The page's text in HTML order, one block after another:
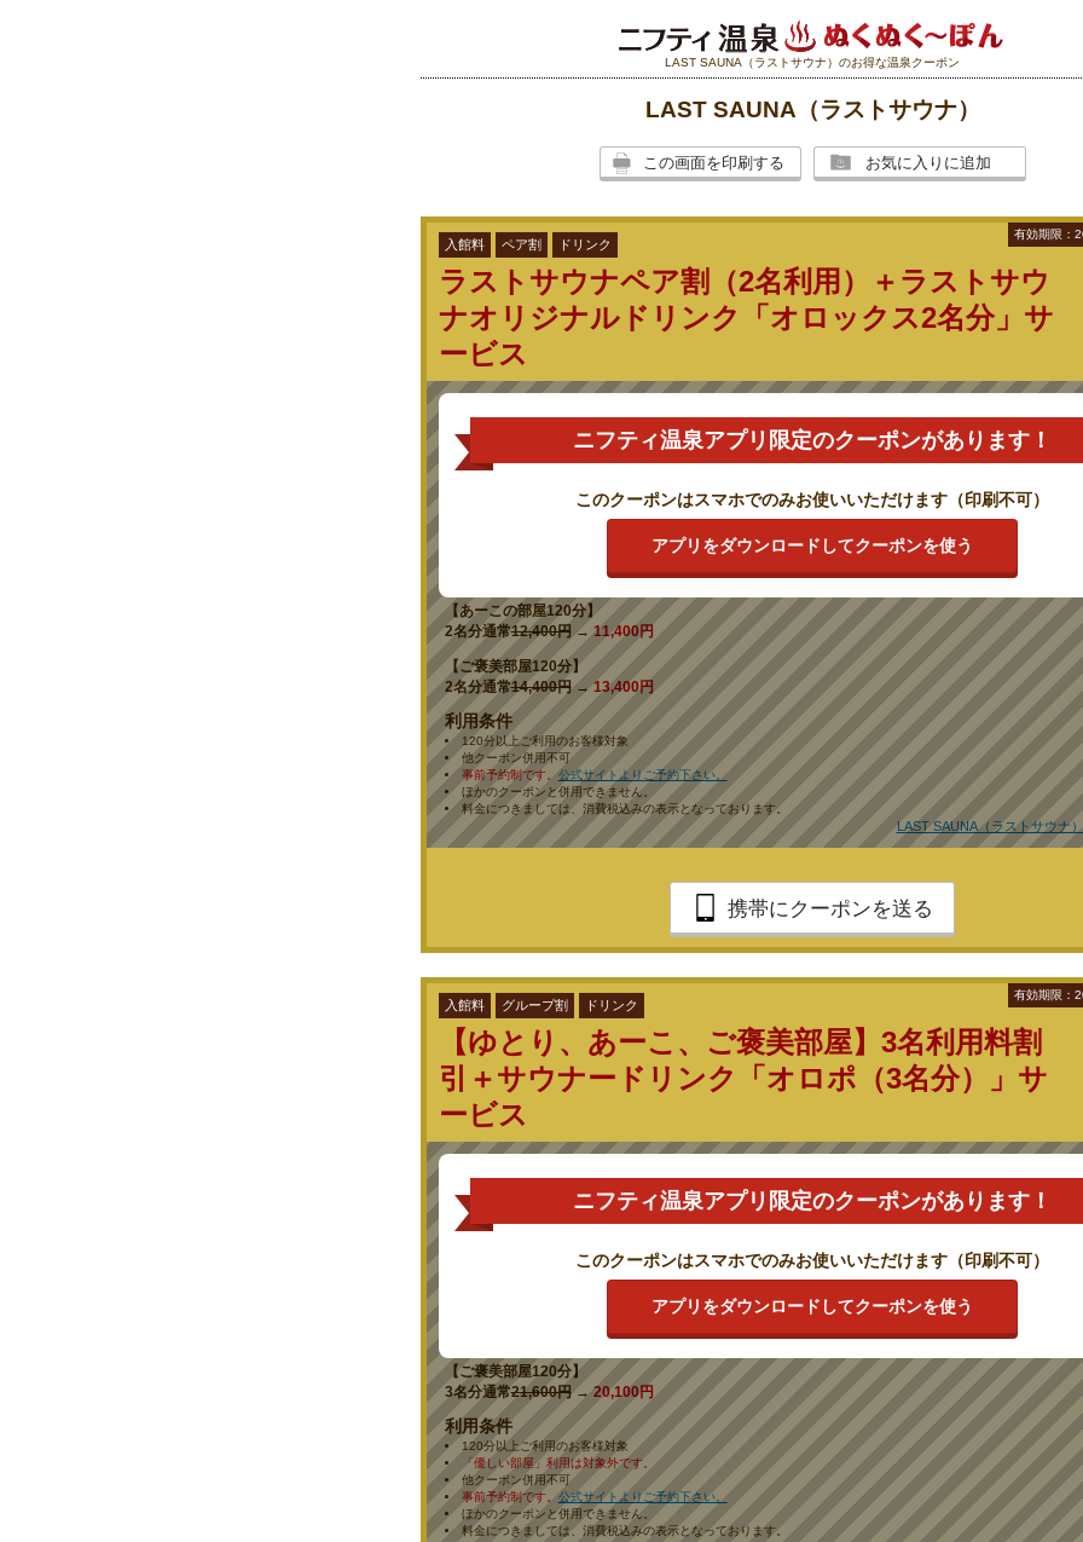
LAST SAUNA（ラストサウナ）のお得な温泉クーポン
LAST SAUNA（ラストサウナ）
この画面を印刷する お気に入りに追加
入館料 ペア割 ドリンク
ラストサウナペア割（2名利用）＋ラストサウ
ナオリジナルドリンク「オロックス2名分」サ
ービス
有効期限：
ニフティ温泉アプリ限定のクーポンがあります！
このクーポンはスマホでのみお使いいただけます（印刷不可）
アプリをダウンロードしてクーポンを使う
各お部屋2名利用料金を通常価格より1,000円引きでご提供！さらにラストサウナオリジナルドリ
ス2名分」サービス！
【優しい部屋120分】
10,600円
11,000円
【あーこの部屋120分】
2名分通常12,400円→11,400円
【ご褒美部屋120分】
2名分通常14,400円→13,400円
利用条件
120分以上ご利用のお客様対象
他クーポン併用不可
事前予約制です。公式サイトよりご予約下さい。
ほかのクーポンと併用できません。
料金につきましては、消費税込みの表示となっております。
LAST SAUNA（ラストサウナ
携帯にクーポンを送る
入館料 グループ割 ドリンク
【ゆとり、あーこ、ご褒美部屋】3名利用料割
引＋サウナードリンク「オロポ（3名分）」サ
ービス
有効期限：
ニフティ温泉アプリ限定のクーポンがあります！
このクーポンはスマホでのみお使いいただけます（印刷不可）
アプリをダウンロードしてクーポンを使う
ゆとり、あーこ、ご褒美部屋限定！各お部屋3名120分利用料金を通常価格より1,500円引きでご
ウナードリンク「オロポ」を3本サービス！
【ゆとりの部屋120分】
16,500円
17,100円
【ご褒美部屋120分】
3名分通常21,600円→20,100円
利用条件
120分以上ご利用のお客様対象
「優しい部屋」利用は対象外です。
他クーポン併用不可
事前予約制です。公式サイトよりご予約下さい。
ほかのクーポンと併用できません。
料金につきましては、消費税込みの表示となっております。